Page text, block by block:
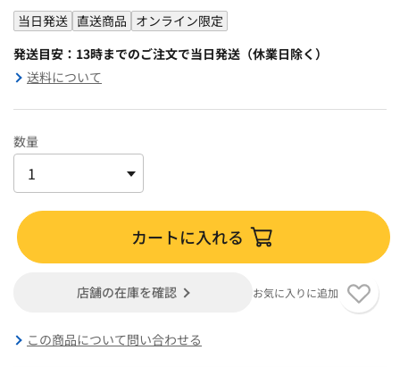
当日発送 直送商品 オンライン限定
発送目安：13時までのご注文で当日発送（休業日除く）
送料について
数量
カートに入れる
店舗の在庫を確認 お気に入りに追加
この商品について問い合わせる